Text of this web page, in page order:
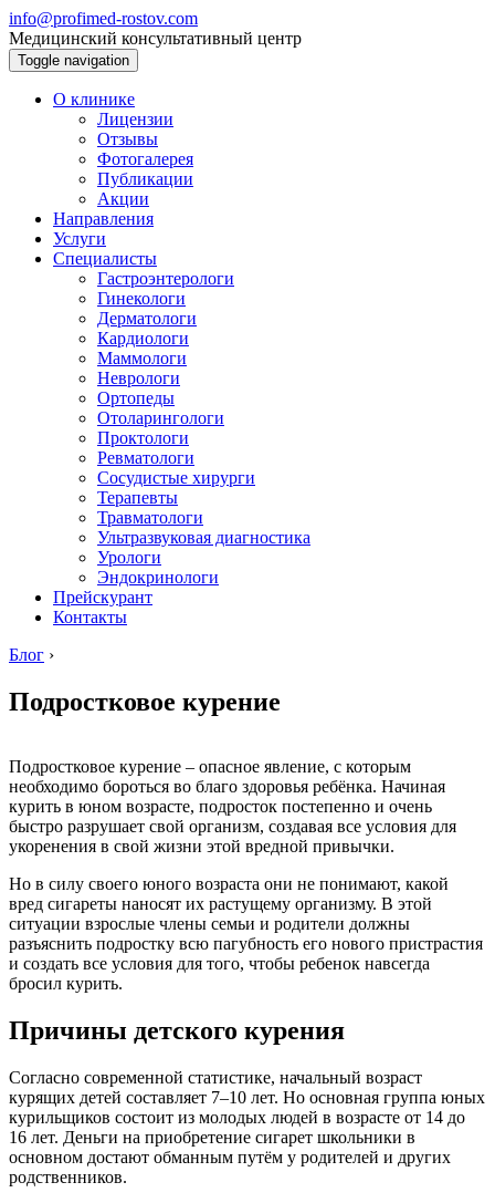
info@profimed-rostov.com
Медицинский консультативный центр
Toggle navigation
О клинике
Лицензии
Отзывы
Фотогалерея
Публикации
Акции
Направления
Услуги
Специалисты
Гастроэнтерологи
Гинекологи
Дерматологи
Кардиологи
Маммологи
Неврологи
Ортопеды
Отоларингологи
Проктологи
Ревматологи
Сосудистые хирурги
Терапевты
Травматологи
Ультразвуковая диагностика
Урологи
Эндокринологи
Прейскурант
Контакты
Блог ›
Подростковое курение
Подростковое курение – опасное явление, с которым
необходимо бороться во благо здоровья ребёнка. Начиная
курить в юном возрасте, подросток постепенно и очень
быстро разрушает свой организм, создавая все условия для
укоренения в свой жизни этой вредной привычки.
Но в силу своего юного возраста они не понимают, какой
вред сигареты наносят их растущему организму. В этой
ситуации взрослые члены семьи и родители должны
разъяснить подростку всю пагубность его нового пристрастия
и создать все условия для того, чтобы ребенок навсегда
бросил курить.
Причины детского курения
Согласно современной статистике, начальный возраст
курящих детей составляет 7–10 лет. Но основная группа юных
курильщиков состоит из молодых людей в возрасте от 14 до
16 лет. Деньги на приобретение сигарет школьники в
основном достают обманным путём у родителей и других
родственников.